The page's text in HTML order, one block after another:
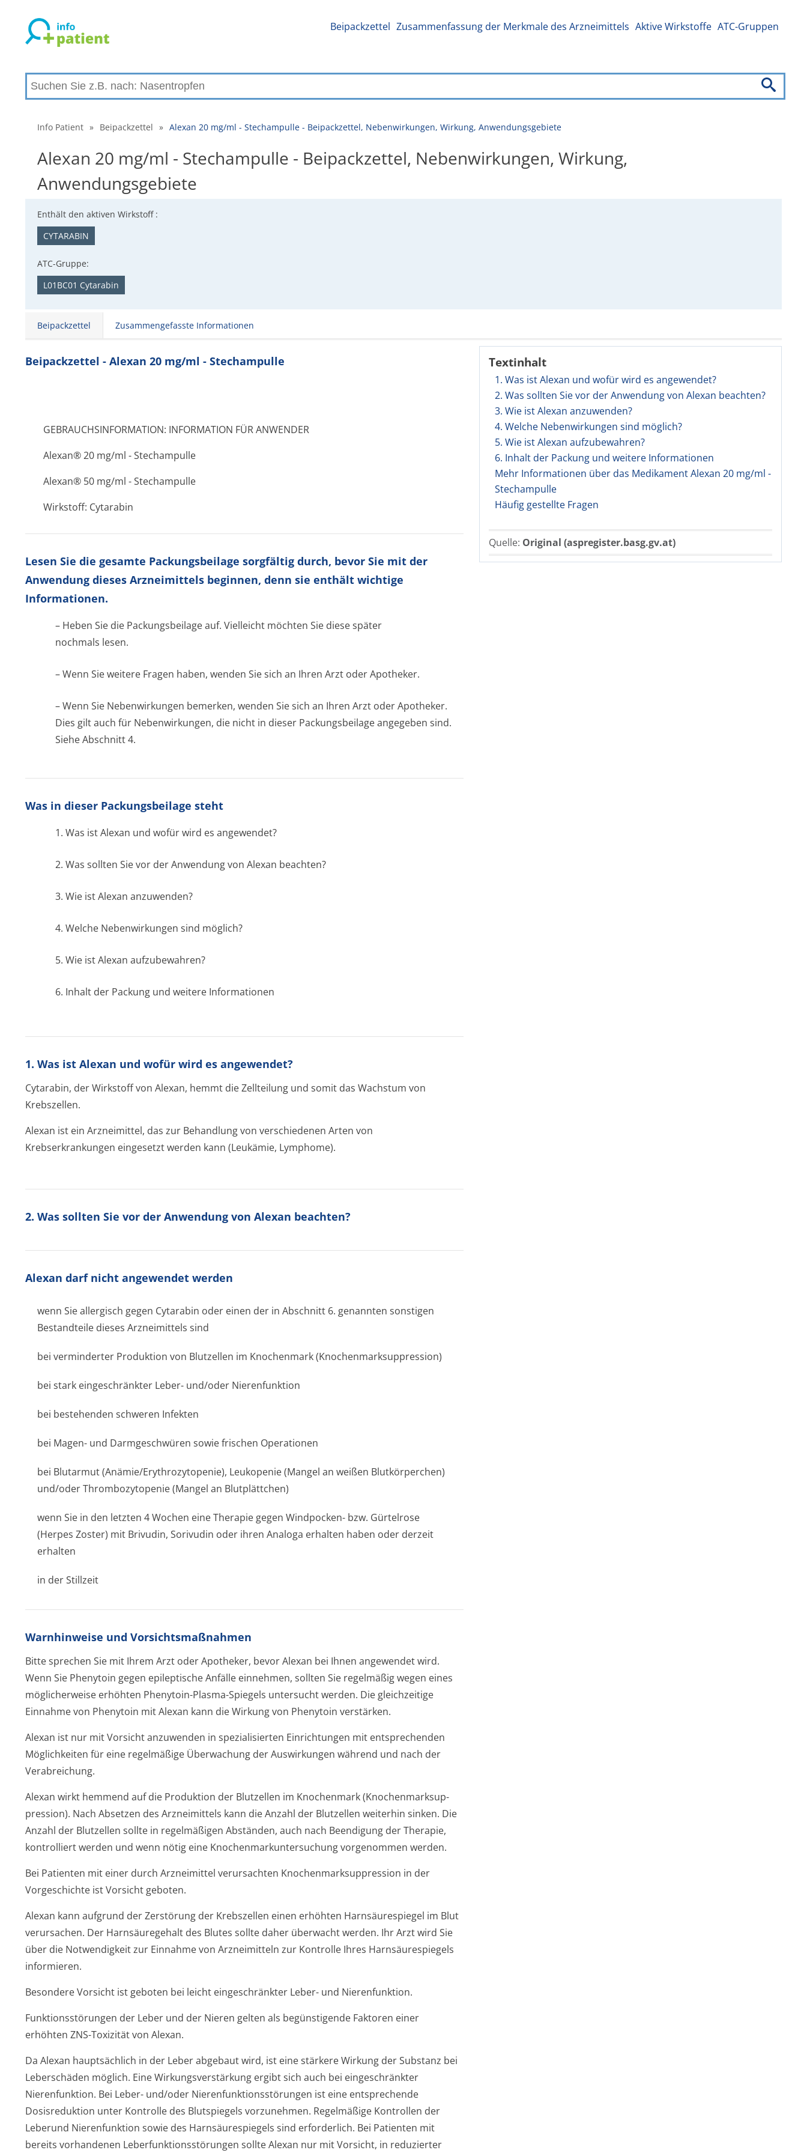
Beipackzettel Zusammenfassung der Merkmale des Arzneimittels Aktive Wirkstoffe ATC-Gruppen
Info Patient » Beipackzettel » Alexan 20 mg/ml - Stechampulle - Beipackzettel, Nebenwirkungen, Wirkung, Anwendungsgebiete
Alexan 20 mg/ml - Stechampulle - Beipackzettel, Nebenwirkungen, Wirkung,
Anwendungsgebiete
Enthält den aktiven Wirkstoff :
CYTARABIN
ATC-Gruppe:
L01BC01 Cytarabin
Beipackzettel Zusammengefasste Informationen
Textinhalt
1. Was ist Alexan und wofür wird es angewendet?
2. Was sollten Sie vor der Anwendung von Alexan beachten?
3. Wie ist Alexan anzuwenden?
4. Welche Nebenwirkungen sind möglich?
5. Wie ist Alexan aufzubewahren?
6. Inhalt der Packung und weitere Informationen
Mehr Informationen über das Medikament Alexan 20 mg/ml -
Stechampulle
Häufig gestellte Fragen
Quelle: Original (aspregister.basg.gv.at)
Beipackzettel - Alexan 20 mg/ml - Stechampulle
GEBRAUCHSINFORMATION: INFORMATION FÜR ANWENDER
Alexan® 20 mg/ml - Stechampulle
Alexan® 50 mg/ml - Stechampulle
Wirkstoff: Cytarabin
Lesen Sie die gesamte Packungsbeilage sorgfältig durch, bevor Sie mit der
Anwendung dieses Arzneimittels beginnen, denn sie enthält wichtige
Informationen.
– Heben Sie die Packungsbeilage auf. Vielleicht möchten Sie diese später
nochmals lesen.
– Wenn Sie weitere Fragen haben, wenden Sie sich an Ihren Arzt oder Apotheker.
– Wenn Sie Nebenwirkungen bemerken, wenden Sie sich an Ihren Arzt oder Apotheker.
Dies gilt auch für Nebenwirkungen, die nicht in dieser Packungsbeilage angegeben sind.
Siehe Abschnitt 4.
Was in dieser Packungsbeilage steht
1. Was ist Alexan und wofür wird es angewendet?
2. Was sollten Sie vor der Anwendung von Alexan beachten?
3. Wie ist Alexan anzuwenden?
4. Welche Nebenwirkungen sind möglich?
5. Wie ist Alexan aufzubewahren?
6. Inhalt der Packung und weitere Informationen
1. Was ist Alexan und wofür wird es angewendet?
Cytarabin, der Wirkstoff von Alexan, hemmt die Zellteilung und somit das Wachstum von
Krebszellen.
Alexan ist ein Arzneimittel, das zur Behandlung von verschiedenen Arten von
Krebserkrankungen eingesetzt werden kann (Leukämie, Lymphome).
2. Was sollten Sie vor der Anwendung von Alexan beachten?
Alexan darf nicht angewendet werden
wenn Sie allergisch gegen Cytarabin oder einen der in Abschnitt 6. genannten sonstigen
Bestandteile dieses Arzneimittels sind
bei verminderter Produktion von Blutzellen im Knochenmark (Knochenmarksup­pression)
bei stark eingeschränkter Leber- und/oder Nierenfunktion
bei bestehenden schweren Infekten
bei Magen- und Darmgeschwüren sowie frischen Operationen
bei Blutarmut (Anämie/Erythro­zytopenie), Leukopenie (Mangel an weißen Blutkörperchen)
und/oder Thrombozytopenie (Mangel an Blutplättchen)
wenn Sie in den letzten 4 Wochen eine Therapie gegen Windpocken- bzw. Gürtelrose
(Herpes Zoster) mit Brivudin, Sorivudin oder ihren Analoga erhalten haben oder derzeit
erhalten
in der Stillzeit
Warnhinweise und Vorsichtsmaßnahmen
Bitte sprechen Sie mit Ihrem Arzt oder Apotheker, bevor Alexan bei Ihnen angewendet wird.
Wenn Sie Phenytoin gegen epileptische Anfälle einnehmen, sollten Sie regelmäßig wegen eines
möglicherweise erhöhten Phenytoin-Plasma-Spiegels untersucht werden. Die gleichzeitige
Einnahme von Phenytoin mit Alexan kann die Wirkung von Phenytoin verstärken.
Alexan ist nur mit Vorsicht anzuwenden in spezialisierten Einrichtungen mit entsprechenden
Möglichkeiten für eine regelmäßige Überwachung der Auswirkungen während und nach der
Verabreichung.
Alexan wirkt hemmend auf die Produktion der Blutzellen im Knochenmark (Knochenmarksup­
pression). Nach Absetzen des Arzneimittels kann die Anzahl der Blutzellen weiterhin sinken. Die
Anzahl der Blutzellen sollte in regelmäßigen Abständen, auch nach Beendigung der Therapie,
kontrolliert werden und wenn nötig eine Knochenmarkun­tersuchung vorgenommen werden.
Bei Patienten mit einer durch Arzneimittel verursachten Knochenmarksup­pression in der
Vorgeschichte ist Vorsicht geboten.
Alexan kann aufgrund der Zerstörung der Krebszellen einen erhöhten Harnsäurespiegel im Blut
verursachen. Der Harnsäuregehalt des Blutes sollte daher überwacht werden. Ihr Arzt wird Sie
über die Notwendigkeit zur Einnahme von Arzneimitteln zur Kontrolle Ihres Harnsäurespiegels
informieren.
Besondere Vorsicht ist geboten bei leicht eingeschränkter Leber- und Nierenfunktion.
Funktionsstörungen der Leber und der Nieren gelten als begünstigende Faktoren einer
erhöhten ZNS-Toxizität von Alexan.
Da Alexan hauptsächlich in der Leber abgebaut wird, ist eine stärkere Wirkung der Substanz bei
Leberschäden möglich. Eine Wirkungsverstärkung ergibt sich auch bei eingeschränkter
Nierenfunktion. Bei Leber- und/oder Nierenfunktion­sstörungen ist eine entsprechende
Dosisreduktion unter Kontrolle des Blutspiegels vorzunehmen. Regelmäßige Kontrollen der
Leberund Nierenfunktion sowie des Harnsäurespiegels sind erforderlich. Bei Patienten mit
bereits vorhandenen Leberfunktion­sstörungen sollte Alexan nur mit Vorsicht, in reduzierter